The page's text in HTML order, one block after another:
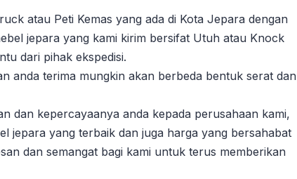
atau Peti Kemas yang ada di Kota Jepara dengan
jepara yang kami kirim bersifat Utuh atau Knock
dari pihak ekspedisi.
anda terima mungkin akan berbeda bentuk serat dan
dan kepercayaanya anda kepada perusahaan kami,
jepara yang terbaik dan juga harga yang bersahabat
dan semangat bagi kami untuk terus memberikan